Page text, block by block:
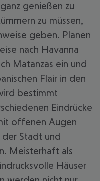
genießen zu
zu müssen,
geben. Planen
nach Havanna
Matanzas ein und
Flair in den
bestimmt
Eindrücke
offenen Augen
der Stadt und
Meisterhaft als
Häuser